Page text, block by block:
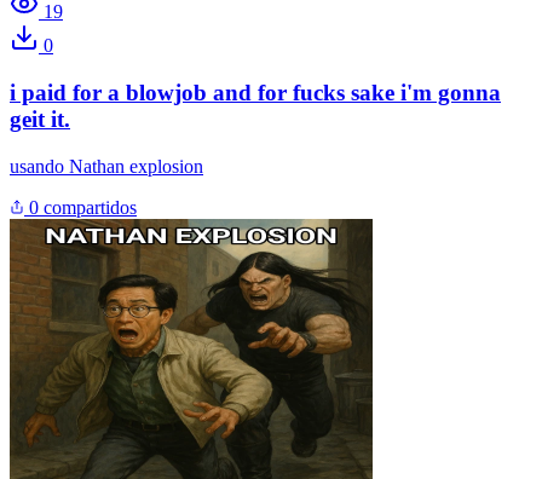
19
0
i paid for a blowjob and for fucks sake i'm gonna
geit it.
usando Nathan explosion
0 compartidos